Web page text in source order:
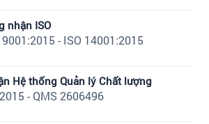
nhận ISO
9001:2015 - ISO 14001:2015
Hệ thống Quản lý Chất lượng
- QMS 2606496